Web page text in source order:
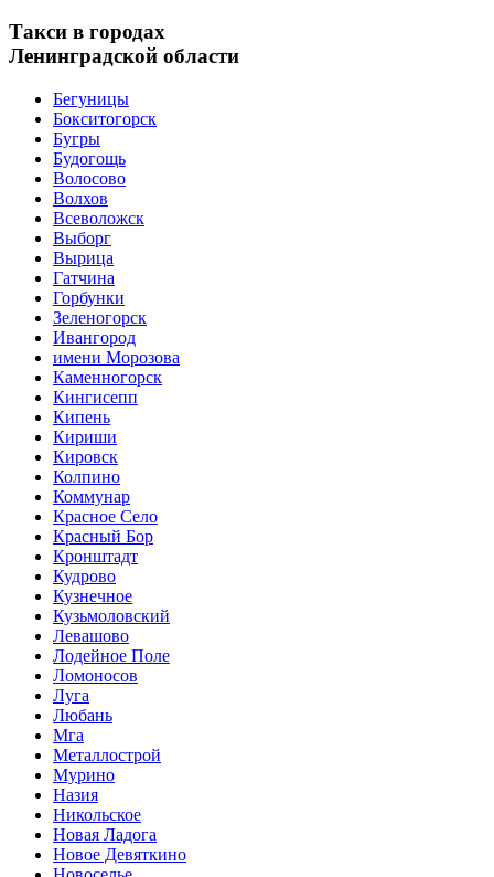
Такси в городах
Ленинградской области
Бегуницы
Бокситогорск
Бугры
Будогощь
Волосово
Волхов
Всеволожск
Выборг
Вырица
Гатчина
Горбунки
Зеленогорск
Ивангород
имени Морозова
Каменногорск
Кингисепп
Кипень
Кириши
Кировск
Колпино
Коммунар
Красное Село
Красный Бор
Кронштадт
Кудрово
Кузнечное
Кузьмоловский
Левашово
Лодейное Поле
Ломоносов
Луга
Любань
Мга
Металлострой
Мурино
Назия
Никольское
Новая Ладога
Новое Девяткино